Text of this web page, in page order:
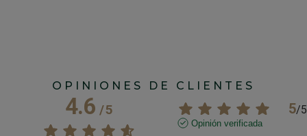
OPINIONES DE CLIENTES
4.6/5 5/5
Opinión verificada